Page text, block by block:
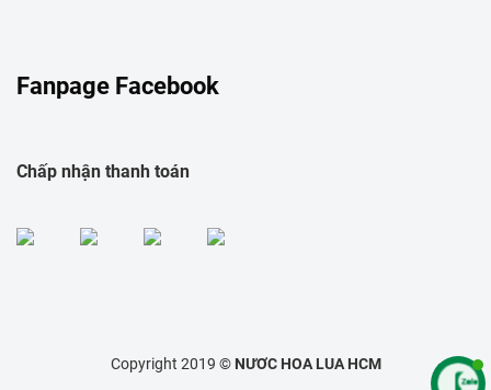
Fanpage Facebook
Chấp nhận thanh toán
Copyright 2019 © NƯƠC HOA LUA HCM